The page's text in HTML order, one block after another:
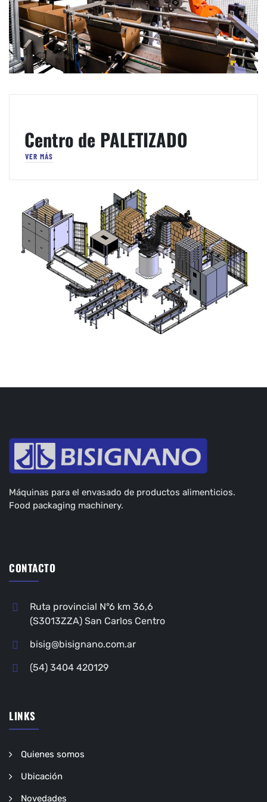
Centro de PALETIZADO
VER MÁS
Máquinas para el envasado de productos alimenticios.
Food packaging machinery.
CONTACTO
Ruta provincial N°6 km 36,6
(S3013ZZA) San Carlos Centro
bisig@bisignano.com.ar
(54) 3404 420129
LINKS
Quienes somos
Ubicación
Novedades